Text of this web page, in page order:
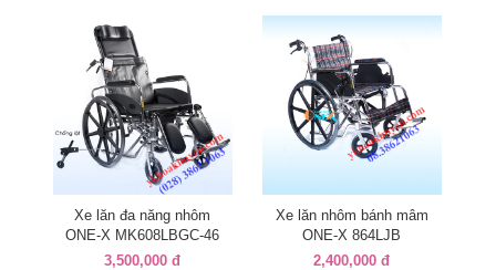
Xe lăn đa năng nhôm
ONE-X MK608LBGC-46
3,500,000 đ
Xe lăn nhôm bánh mâm
ONE-X 864LJB
2,400,000 đ